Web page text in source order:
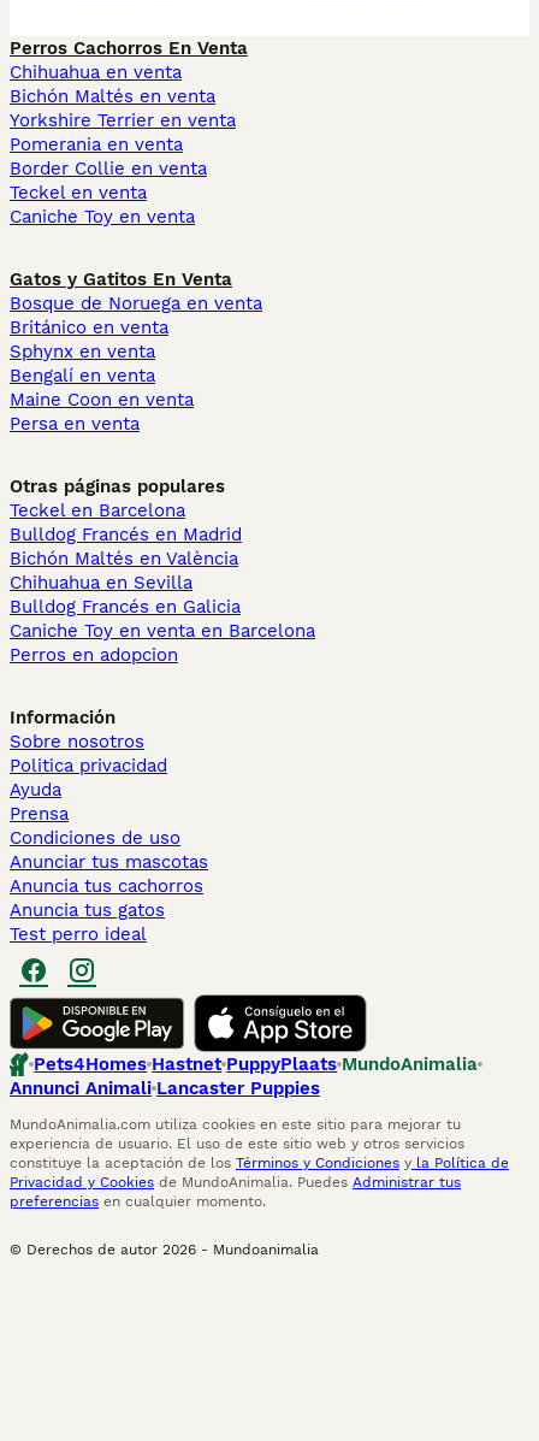
Perros Cachorros En Venta
Chihuahua en venta
Bichón Maltés en venta
Yorkshire Terrier en venta
Pomerania en venta
Border Collie en venta
Teckel en venta
Caniche Toy en venta
Gatos y Gatitos En Venta
Bosque de Noruega en venta
Británico en venta
Sphynx en venta
Bengalí en venta
Maine Coon en venta
Persa en venta
Otras páginas populares
Teckel en Barcelona
Bulldog Francés en Madrid
Bichón Maltés en València
Chihuahua en Sevilla
Bulldog Francés en Galicia
Caniche Toy en venta en Barcelona
Perros en adopcion
Información
Sobre nosotros
Politica privacidad
Ayuda
Prensa
Condiciones de uso
Anunciar tus mascotas
Anuncia tus cachorros
Anuncia tus gatos
Test perro ideal
Pets4Homes Hastnet PuppyPlaats MundoAnimalia
Annunci Animali Lancaster Puppies
MundoAnimalia.com utiliza cookies en este sitio para mejorar tu
experiencia de usuario. El uso de este sitio web y otros servicios
constituye la aceptación de los Términos y Condiciones y la Política de
Privacidad y Cookies de MundoAnimalia. Puedes Administrar tus
preferencias en cualquier momento.
© Derechos de autor 2026 - Mundoanimalia